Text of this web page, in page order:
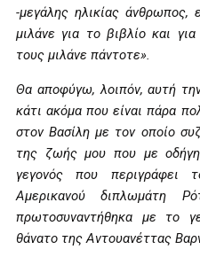
-μεγάλης ηλικίας άνθρωπος,
μιλάνε για το βιβλίο και
τους μιλάνε πάντοτε».
Θα αποφύγω, λοιπόν, αυτή
κάτι ακόμα που είναι πάρα
στον Βασίλη με τον οποίο
της ζωής μου που με
γεγονός που περιγράφει
Αμερικανού διπλωμάτη
πρωτοσυναντήθηκα με το
θάνατο της Αντουανέττας